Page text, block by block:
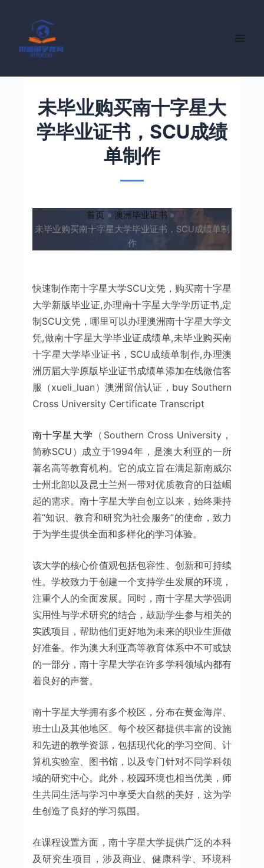
未毕业购买南十字星大
学毕业证书，SCU成绩
单制作
首页
澳洲毕业证书
未毕业购买南十字星大学毕业证书，SCU成绩单制
作
快速制作南十字星大学SCU文凭，购买南十字星
大学新版毕业证,办理南十字星大学学历证书,定
制SCU文凭，哪里可以办理澳洲南十字星大学文
凭,做南十字星大学毕业证成绩单,未毕业购买南
十字星大学毕业证书，SCU成绩单制作,办理澳
洲历届大学原版毕业证书成绩单添加在线微信客
服（xueli_luan）澳洲留信认证，buy Southern
Cross University Certificate Transcript
南十字星大学 （Southern Cross University，
简称SCU）成立于1994年，是澳大利亚的一所
著名高等教育机构。它的成立旨在满足新南威尔
士州北部以及昆士兰州一带对优质教育的日益崛
起的需求。南十字星大学自创立以来，始终秉持
着“知识、教育和研究为社会服务”的使命，致力
于为学生提供全面和多样化的学习体验。
该大学的核心价值观包括包容性、创新和可持续
性。学校致力于创建一个支持学生发展的环境，
注重个人的全面发展。同时，南十字星大学强调
实用性与学术研究的结合，鼓励学生参与相关的
实践项目，帮助他们更好地为未来的职业生涯做
好准备。作为澳大利亚高等教育体系中不可或缺
的一部分，南十字星大学在许多学科领域内都有
着良好的声誉。
南十字星大学拥有多个校区，分布在黄金海岸、
班士山及其他地区。每个校区都提供丰富的设施
和先进的教学资源，包括现代化的学习空间、计
算机实验室、图书馆，以及专门针对不同学科领
域的研究中心。此外，校园环境也相当优美，师
生共同生活与学习中享受大自然的美好，这为学
生创造了良好的学习氛围。
在课程设置方面，南十字星大学提供广泛的本科
及研究生项目，涉及商业、健康科学、环境科